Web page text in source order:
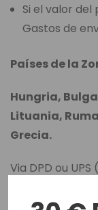
Si el valor del
Gastos de
Países de la
Hungria,
Lituania,
Grecia.
Via DPD ou